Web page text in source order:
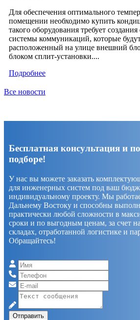
Для обеспечения оптимального
помещении необходимо купить
такого оборудования требует
системы коммуникаций, которые
расположенный на улице внешний
блоком сплит-установки....
Подробнее
Все новости
Бесплатная консультация и
подборе!
У нас вы можете заказать
для инженерных систем под ваш
индивидуальному проекту. Мы
Дальнему Востоку и способны
практически любой сложности в
сроки и по выгодным ценам, за счет
складах, отработанной логистике и
Обращайтесь!
Отправить